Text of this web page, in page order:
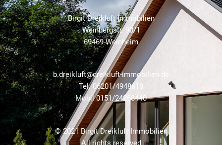
Birgit Dreikluft Immobilien
Weinbergstr. 90/1
69469 Weinheim
b.dreikluft@dreikluft-immobilien.de
Tel.06201/4948618
Mobil0151/24268440
© 2021 Birgit Dreikluft Immobilien
All rights reserved